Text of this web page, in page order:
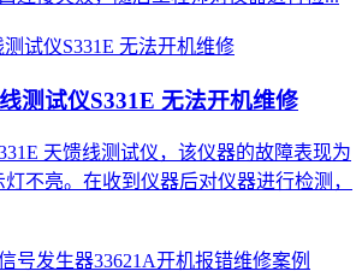
测试仪S331E 无法开机维修
天馈线测试仪，该仪器的故障表现为
不亮。在收到仪器后对仪器进行检测，